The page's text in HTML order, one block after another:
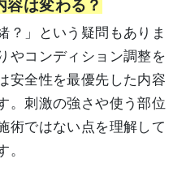
容は変わる？
？」という疑問もありま
やコンディション調整を
安全性を最優先した内容
。刺激の強さや使う部位
術ではない点を理解して
。